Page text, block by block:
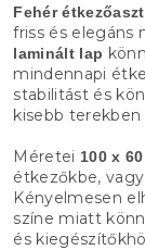
Fehér
friss és
laminált lap
mindennapi
stabilitást és
kisebb
Méretei 100 x
étkezőkbe,
Kényelmesen
színe miatt
és